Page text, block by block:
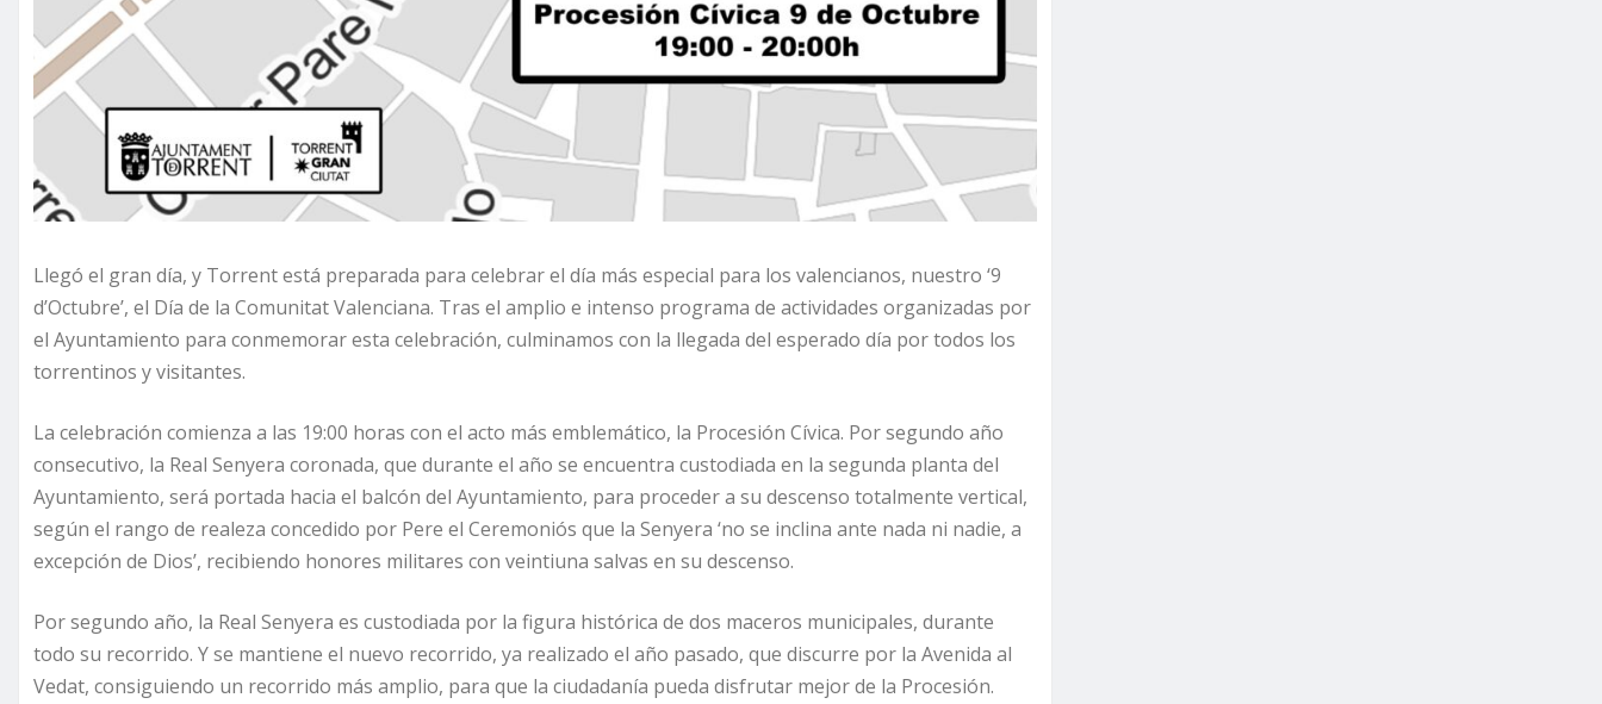
Llegó el gran día, y Torrent está preparada para celebrar el día más especial para los valencianos, nuestro ‘9
d’Octubre’, el Día de la Comunitat Valenciana. Tras el amplio e intenso programa de actividades organizadas por
el Ayuntamiento para conmemorar esta celebración, culminamos con la llegada del esperado día por todos los
torrentinos y visitantes.
La celebración comienza a las 19:00 horas con el acto más emblemático, la Procesión Cívica. Por segundo año
consecutivo, la Real Senyera coronada, que durante el año se encuentra custodiada en la segunda planta del
Ayuntamiento, será portada hacia el balcón del Ayuntamiento, para proceder a su descenso totalmente vertical,
según el rango de realeza concedido por Pere el Ceremoniós que la Senyera ‘no se inclina ante nada ni nadie, a
excepción de Dios’, recibiendo honores militares con veintiuna salvas en su descenso.
Por segundo año, la Real Senyera es custodiada por la figura histórica de dos maceros municipales, durante
todo su recorrido. Y se mantiene el nuevo recorrido, ya realizado el año pasado, que discurre por la Avenida al
Vedat, consiguiendo un recorrido más amplio, para que la ciudadanía pueda disfrutar mejor de la Procesión.